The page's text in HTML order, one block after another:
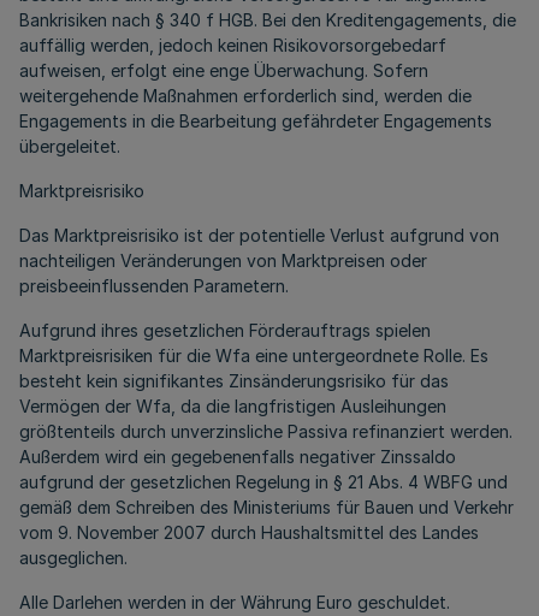
Bankrisiken nach § 340 f HGB. Bei den Kreditengagements, die
auffällig werden, jedoch keinen Risikovorsorgebedarf
aufweisen, erfolgt eine enge Überwachung. Sofern
weitergehende Maßnahmen erforderlich sind, werden die
Engagements in die Bearbeitung gefährdeter Engagements
übergeleitet.
Marktpreisrisiko
Das Marktpreisrisiko ist der potentielle Verlust aufgrund von
nachteiligen Veränderungen von Marktpreisen oder
preisbeeinflussenden Parametern.
Aufgrund ihres gesetzlichen Förderauftrags spielen
Marktpreisrisiken für die Wfa eine untergeordnete Rolle. Es
besteht kein signifikantes Zinsänderungsrisiko für das
Vermögen der Wfa, da die langfristigen Ausleihungen
größtenteils durch unverzinsliche Passiva refinanziert werden.
Außerdem wird ein gegebenenfalls negativer Zinssaldo
aufgrund der gesetzlichen Regelung in § 21 Abs. 4 WBFG und
gemäß dem Schreiben des Ministeriums für Bauen und Verkehr
vom 9. November 2007 durch Haushaltsmittel des Landes
ausgeglichen.
Alle Darlehen werden in der Währung Euro geschuldet.